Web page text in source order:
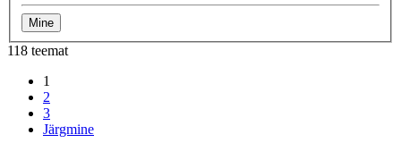
118 teemat
1
2
3
Järgmine